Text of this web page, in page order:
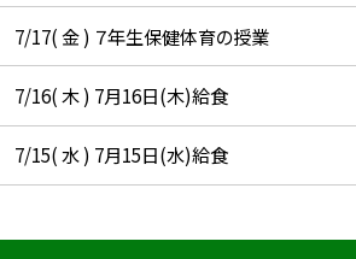
7/17( 金 ) ７年生保健体育の授業
7/16( 木 ) 7月16日(木)給食
7/15( 水 ) 7月15日(水)給食